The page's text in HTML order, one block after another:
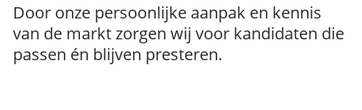
Door onze persoonlijke aanpak en kennis
van de markt zorgen wij voor kandidaten die
passen én blijven presteren.